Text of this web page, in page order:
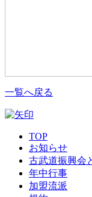
一覧へ戻る
TOP
お知らせ
古武道振興会
年中行事
加盟流派